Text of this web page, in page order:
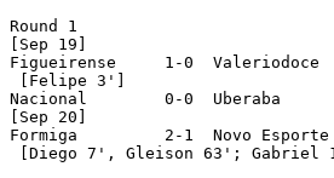
Round 1
[Sep 19]
Figueirense	1-0  Valeriodoce	[Att.:397]
[Felipe 3']
Nacional	0-0  Uberaba		[Att.:1,932]
[Sep 20]
Formiga		2-1  Novo Esporte	[Att.:1,078]
[Diego 7', Gleison 63'; Gabriel